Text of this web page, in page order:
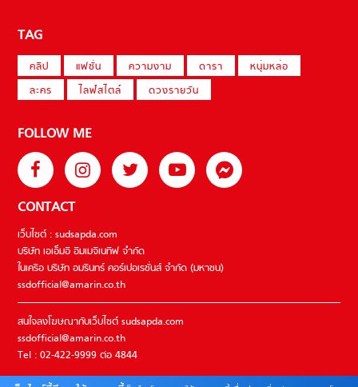
TAG
คลิป แฟชั่น ความงาม ดารา
หนุ่มหล่อ
ละคร
ไลฟ์สไตล์ ดวงรายวัน
FOLLOW ME
CONTACT
เว็บไซต์ : sudsapda.com
บริษัท เอเอ็มอี อิมเมจิเนทีฟ จำกัด
ในเครือ บริษัท อมรินทร์ คอร์เปอเรชั่นส์ จำกัด (มหาชน)
ssdofficial@amarin.co.th
สนใจลงโฆษณากับเว็บไซต์ sudsapda.com
ssdofficial@amarin.co.th
Tel : 02-422-9999 ต่อ 4844